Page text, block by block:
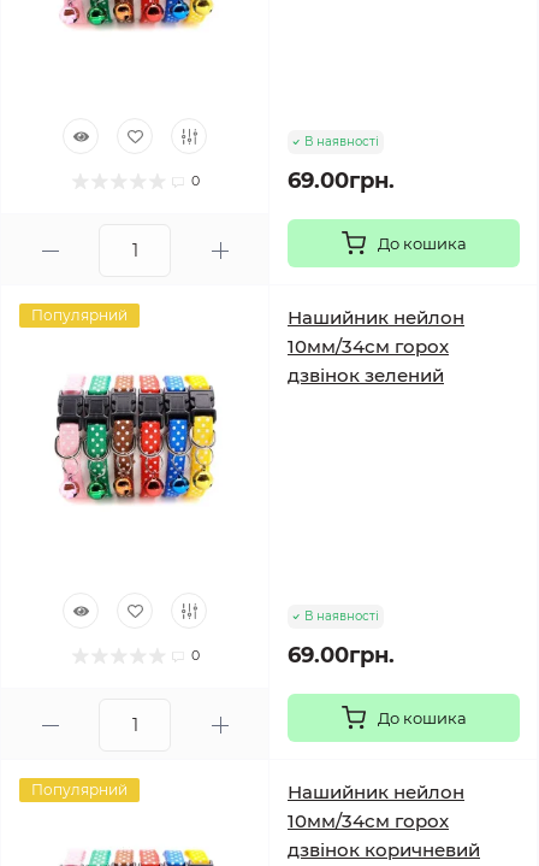
0
В наявності
69.00грн.
До кошика
Популярний
0
Нашийник нейлон
10мм/34см горох
дзвінок зелений
В наявності
69.00грн.
До кошика
Популярний
Нашийник нейлон
10мм/34см горох
дзвінок коричневий